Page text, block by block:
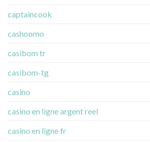
captaincook
cashoomo
casibom tr
casibom-tg
casino
casino en ligne argent reel
casino en ligne fr